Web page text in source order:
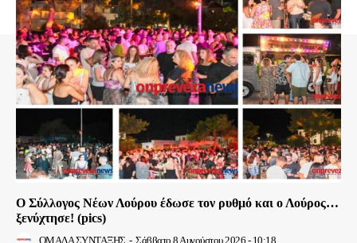
Ο Σύλλογος Νέων Λούρου έδωσε τον ρυθμό και ο Λούρος…
ξενύχτησε! (pics)
ΟΜΑΔΑ ΣΥΝΤΑΞΗΣ - Σάββατο 8 Αυγούστου 2026 - 10:18